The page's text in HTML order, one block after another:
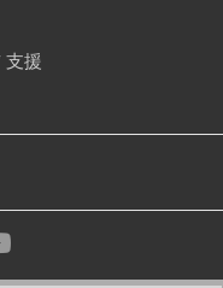
己的帳
進入個人頁面。您亦
權政策
支援